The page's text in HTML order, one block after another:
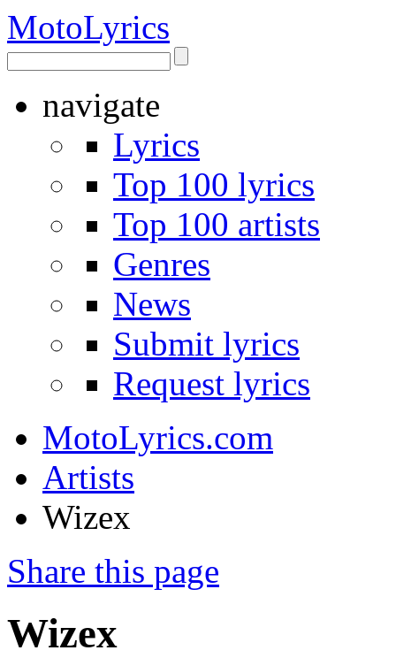
MotoLyrics
navigate
Lyrics
Top 100 lyrics
Top 100 artists
Genres
News
Submit lyrics
Request lyrics
MotoLyrics.com
Artists
Wizex
Share this page
Wizex